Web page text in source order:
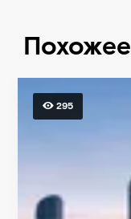
Похожее
295